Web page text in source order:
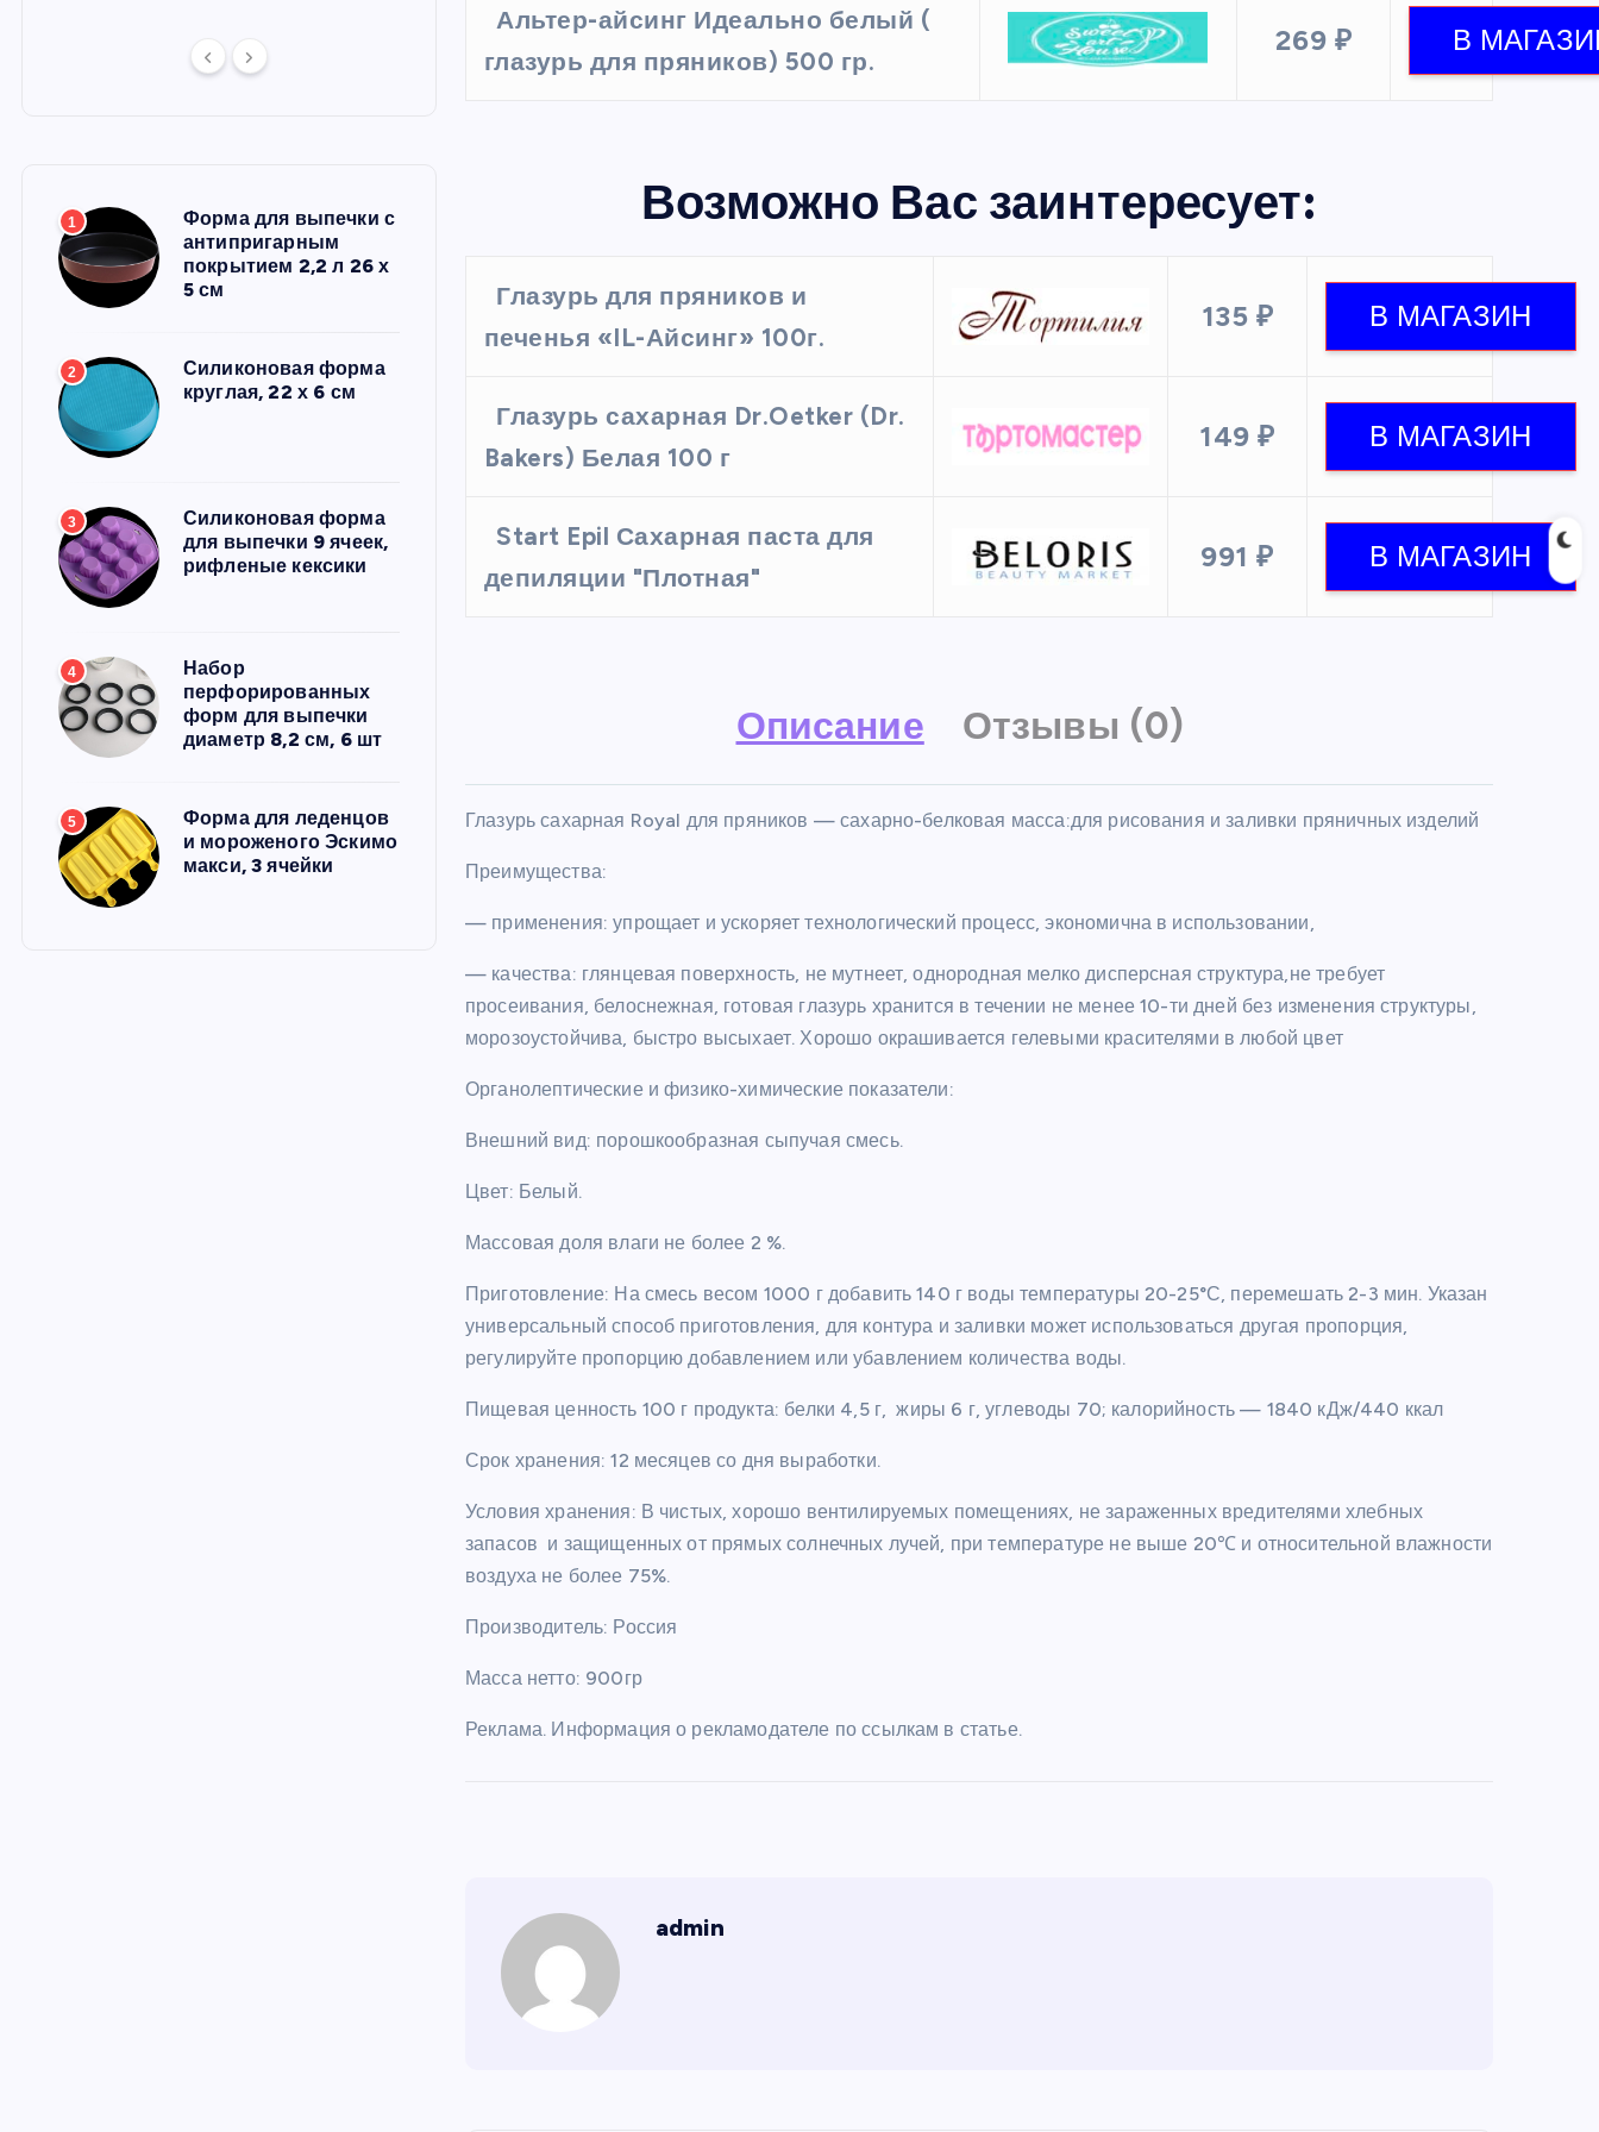
1
Форма для выпечки с
антипригарным
покрытием 2,2 л 26 х
5 см
2
Силиконовая форма
круглая, 22 х 6 см
3
Силиконовая форма
для выпечки 9 ячеек,
рифленые кексики
4
Набор
перфорированных
форм для выпечки
диаметр 8,2 см, 6 шт
5
Форма для леденцов
и мороженого Эскимо
макси, 3 ячейки
Альтер-айсинг Идеально белый (
глазурь для пряников) 500 гр.
269 ₽
Возможно Вас заинтересует:
Глазурь для пряников и
печенья «IL-Айсинг» 100г.
135 ₽
Глазурь сахарная Dr.Oetker (Dr.
Bakers) Белая 100 г
149 ₽
Start Epil Сахарная паста для
депиляции "Плотная"
991 ₽
Описание Отзывы (0)
Глазурь сахарная Royal для пряников — сахарно-белковая масса:для рисования и заливки пряничных изделий
Преимущества:
— применения: упрощает и ускоряет технологический процесс, экономична в использовании,
— качества: глянцевая поверхность, не мутнеет, однородная мелко дисперсная структура,не требует
просеивания, белоснежная, готовая глазурь хранится в течении не менее 10-ти дней без изменения структуры,
морозоустойчива, быстро высыхает. Хорошо окрашивается гелевыми красителями в любой цвет
Органолептические и физико-химические показатели:
Внешний вид: порошкообразная сыпучая смесь.
Цвет: Белый.
Массовая доля влаги не более 2 %.
Приготовление: На смесь весом 1000 г добавить 140 г воды температуры 20-25°С, перемешать 2-3 мин. Указан
универсальный способ приготовления, для контура и заливки может использоваться другая пропорция,
регулируйте пропорцию добавлением или убавлением количества воды.
Пищевая ценность 100 г продукта: белки 4,5 г, жиры 6 г, углеводы 70; калорийность — 1840 кДж/440 ккал
Срок хранения: 12 месяцев со дня выработки.
Условия хранения: В чистых, хорошо вентилируемых помещениях, не зараженных вредителями хлебных
запасов и защищенных от прямых солнечных лучей, при температуре не выше 20℃ и относительной влажности
воздуха не более 75%.
Производитель: Россия
Масса нетто: 900гр
Реклама. Информация о рекламодателе по ссылкам в статье.
admin